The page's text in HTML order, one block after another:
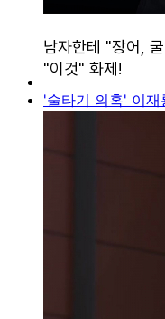
'술타기 의혹' 이